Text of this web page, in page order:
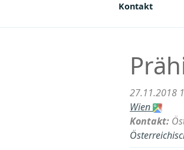
Kontakt
27.11.2018
Wien
Kontakt: